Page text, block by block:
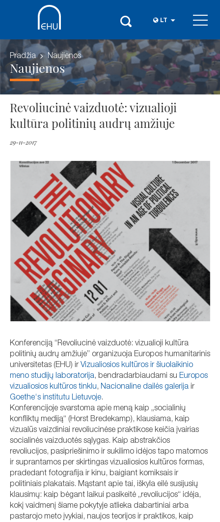
LT
Pradžia Naujienos
Naujienos
Revoliucinė vaizduotė: vizualioji
kultūra politinių audrų amžiuje
29-11-2017
Konferenciją “Revoliucinė vaizduotė: vizualioji kultūra
politinių audrų amžiuje” organizuoja Europos humanitarinis
universitetas (EHU) ir Vizualiosios kultūros ir šiuolaikinio
meno studijų laboratorija, bendradarbiaudami su Europos
vizualiosios kultūros tinklu, Nacionaline dailės galerija ir
Goethe‘s institutu Lietuvoje.
Konferencijoje svarstoma apie meną kaip „socialinių
konfliktų mediją“ (Horst Bredekamp), klausiama, kaip
vizualūs vaizdiniai revoliucinėse praktikose keičia įvairias
socialinės vaizduotės sąlygas. Kaip abstrakčios
revoliucijos, pasipriešinimo ir sukilimo idėjos tapo matomos
ir suprantamos per skirtingas vizualiosios kultūros formas,
pradedant fotografija ir kinu, baigiant komiksais ir
politiniais plakatais. Mąstant apie tai, iškyla eilė susijusių
klausimų: kaip bėgant laikui pasikeitė „revoliucijos“ idėja,
kokį vaidmenį šiame pokytyje atlieka dabartiniai arba
pastarojo meto įvykiai, naujos teorijos ir praktikos, kaip